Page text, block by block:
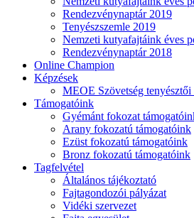
Rendezvénynaptár 2019
Tenyészszemle 2019
Nemzeti kutyafajtáink éves
Rendezvénynaptár 2018
Online Champion
Képzések
MEOE Szövetség
Támogatóink
Gyémánt fokozat
Arany fokozatú támogatóink
Ezüst fokozatú támogatóink
Bronz fokozatú támogatóink
Tagfelvétel
Általános tájékoztató
Fajtagondozói pályázat
Vidéki szervezet